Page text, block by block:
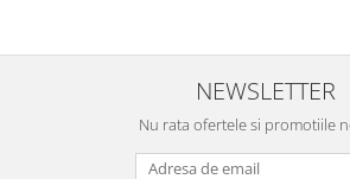
NEWSLETTER
Nu rata ofertele si promotiile